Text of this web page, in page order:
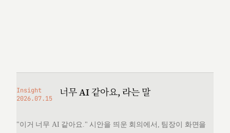
Insight
2026.07.15
너무 AI 같아요, 라는 말
"이거 너무 AI 같아요." 시안을 띄운 회의에서, 팀장이 화면을